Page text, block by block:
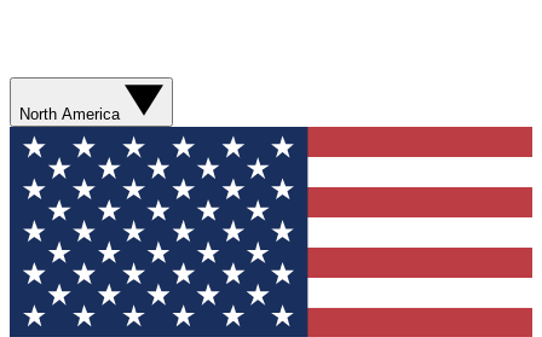
North America